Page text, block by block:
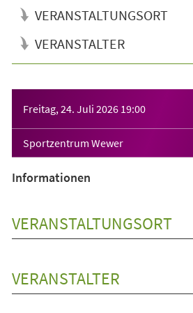
VERANSTALTUNGSORT
VERANSTALTER
Freitag, 24. Juli 2026 19:00
Sportzentrum Wewer
Informationen
VERANSTALTUNGSORT
VERANSTALTER